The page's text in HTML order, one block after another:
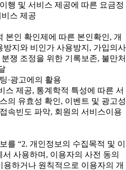
행 및 서비스 제공에 따른 요금정
스 제공
본인 확인제에 따른 본인확인, 개
방지와 비인가 사용방지, 가입의사
쟁 조정을 위한 기록보존, 불만처
·광고에의 활용
스 제공, 통계학적 특성에 따른 서
의 유효성 확인, 이벤트 및 광고성
속빈도 파악, 회원의 서비스이용
를 “2. 개인정보의 수집목적 및 이
사용하며, 이용자의 사전 동의
하거나 원칙적으로 이용자의 개